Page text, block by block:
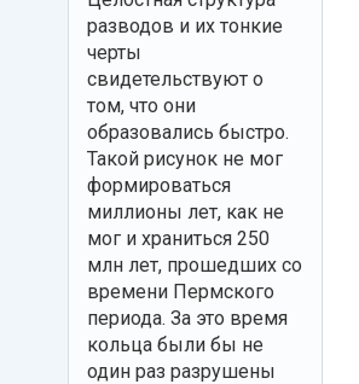
разводов и их тонкие
черты
свидетельствуют о
том, что они
образовались быстро.
Такой рисунок не мог
формироваться
миллионы лет, как не
мог и храниться 250
млн лет, прошедших со
времени Пермского
периода. За это время
кольца были бы не
один раз разрушены